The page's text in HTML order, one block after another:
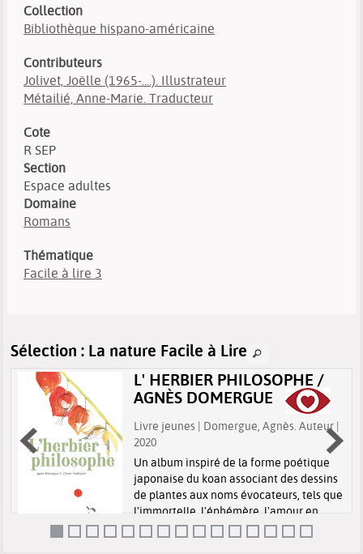
Collection
Bibliothèque hispano-américaine
Contributeurs
Jolivet, Joëlle (1965-....). Illustrateur
Métailié, Anne-Marie. Traducteur
Cote
R SEP
Section
Espace adultes
Domaine
Romans
Thématique
Facile à lire 3
Sélection : La nature Facile à Lire
L' HERBIER PHILOSOPHE /
AGNÈS DOMERGUE
Livre jeunes | Domergue, Agnès. Auteur |
2020
Un album inspiré de la forme poétique
japonaise du koan associant des dessins
de plantes aux noms évocateurs, tels que
l'immortelle, l'éphémère, l'amour en
cage ou encore la canne à pêche des